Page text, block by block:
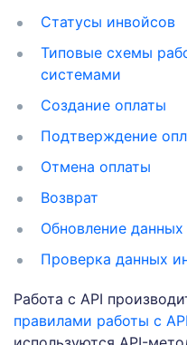
Статусы инвойсов
Типовые схемы
системами
Создание оплаты
Подтверждение
Отмена оплаты
Возврат
Обновление данных
Проверка данных
Работа с API
правилами работы с API